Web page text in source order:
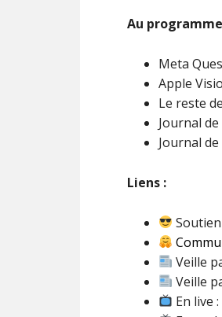
Au
Meta
Apple
Le reste
Journal de
Journal
Liens :
Veille
Veille
En live :